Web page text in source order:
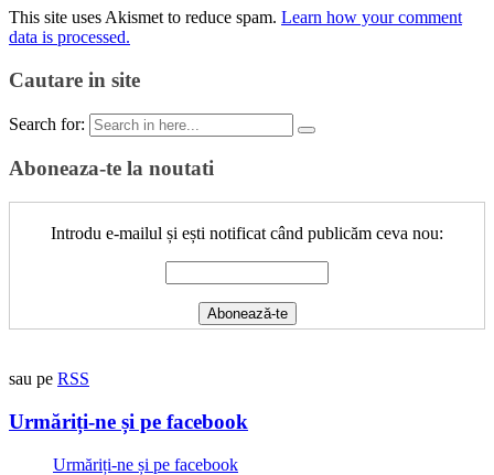
This site uses Akismet to reduce spam. Learn how your comment
data is processed.
Cautare in site
Search for:
Aboneaza-te la noutati
Introdu e-mailul și ești notificat când publicăm ceva nou:
sau pe RSS
Urmăriți-ne și pe facebook
Urmăriți-ne și pe facebook